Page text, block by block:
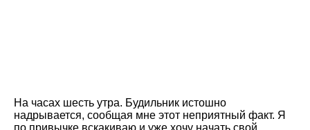
На часах шесть утра. Будильник истошно
надрывается, сообщая мне этот неприятный факт. Я
по привычке вскакиваю и уже хочу начать свой